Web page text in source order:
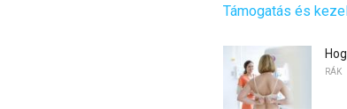
Támogatás és
RÁK